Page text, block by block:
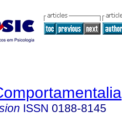
ISSN 0188-8145